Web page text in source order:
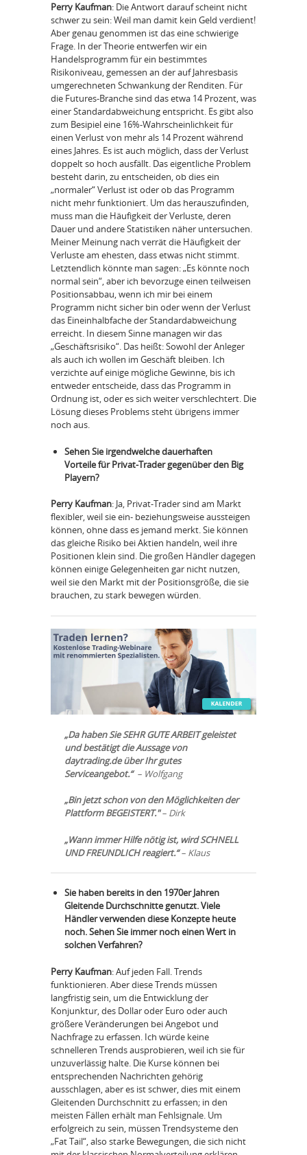
Perry Kaufman: Die Antwort darauf scheint nicht
schwer zu sein: Weil man damit kein Geld verdient!
Aber genau genommen ist das eine schwierige
Frage. In der Theorie entwerfen wir ein
Handelsprogramm für ein bestimmtes
Risikoniveau, gemessen an der auf Jahresbasis
umgerechneten Schwankung der Renditen. Für
die Futures-Branche sind das etwa 14 Prozent, was
einer Standardabweichung entspricht. Es gibt also
zum Besipiel eine 16%-Wahrscheinlichkeit für
einen Verlust von mehr als 14 Prozent während
eines Jahres. Es ist auch möglich, dass der Verlust
doppelt so hoch ausfällt. Das eigentliche Problem
besteht darin, zu entscheiden, ob dies ein
„normaler“ Verlust ist oder ob das Programm
nicht mehr funktioniert. Um das herauszufinden,
muss man die Häufigkeit der Verluste, deren
Dauer und andere Statistiken näher untersuchen.
Meiner Meinung nach verrät die Häufigkeit der
Verluste am ehesten, dass etwas nicht stimmt.
Letztendlich könnte man sagen: „Es könnte noch
normal sein“, aber ich bevorzuge einen teilweisen
Positionsabbau, wenn ich mir bei einem
Programm nicht sicher bin oder wenn der Verlust
das Eineinhalbfache der Standardabweichung
erreicht. In diesem Sinne managen wir das
„Geschäftsrisiko“. Das heißt: Sowohl der Anleger
als auch ich wollen im Geschäft bleiben. Ich
verzichte auf einige mögliche Gewinne, bis ich
entweder entscheide, dass das Programm in
Ordnung ist, oder es sich weiter verschlechtert. Die
Lösung dieses Problems steht übrigens immer
noch aus.
Sehen Sie irgendwelche dauerhaften
Vorteile für Privat-Trader gegenüber den Big
Playern?
Perry Kaufman: Ja, Privat-Trader sind am Markt
flexibler, weil sie ein- beziehungsweise aussteigen
können, ohne dass es jemand merkt. Sie können
das gleiche Risiko bei Aktien handeln, weil ihre
Positionen klein sind. Die großen Händler dagegen
können einige Gelegenheiten gar nicht nutzen,
weil sie den Markt mit der Positionsgröße, die sie
brauchen, zu stark bewegen würden.
„Da haben Sie SEHR GUTE ARBEIT geleistet
und bestätigt die Aussage von
daytrading.de über Ihr gutes
Serviceangebot.“– Wolfgang
„Bin jetzt schon von den Möglichkeiten der
Plattform BEGEISTERT."– Dirk
„Wann immer Hilfe nötig ist, wird SCHNELL
UND FREUNDLICH reagiert.“– Klaus
Sie haben bereits in den 1970er Jahren
Gleitende Durchschnitte genutzt. Viele
Händler verwenden diese Konzepte heute
noch. Sehen Sie immer noch einen Wert in
solchen Verfahren?
Perry Kaufman: Auf jeden Fall. Trends
funktionieren. Aber diese Trends müssen
langfristig sein, um die Entwicklung der
Konjunktur, des Dollar oder Euro oder auch
größere Veränderungen bei Angebot und
Nachfrage zu erfassen. Ich würde keine
schnelleren Trends ausprobieren, weil ich sie für
unzuverlässig halte. Die Kurse können bei
entsprechenden Nachrichten gehörig
ausschlagen, aber es ist schwer, dies mit einem
Gleitenden Durchschnitt zu erfassen; in den
meisten Fällen erhält man Fehlsignale. Um
erfolgreich zu sein, müssen Trendsysteme den
„Fat Tail“, also starke Bewegungen, die sich nicht